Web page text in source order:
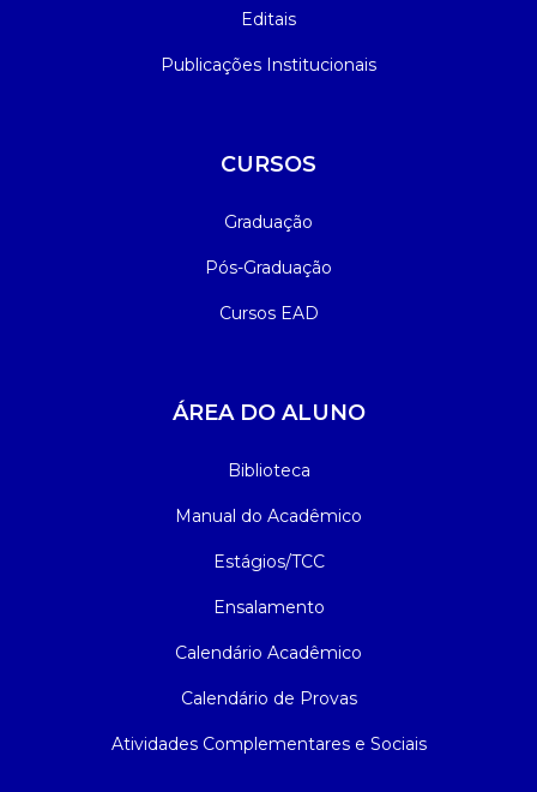
Editais
Publicações Institucionais
CURSOS
Graduação
Pós-Graduação
Cursos EAD
ÁREA DO ALUNO
Biblioteca
Manual do Acadêmico
Estágios/TCC
Ensalamento
Calendário Acadêmico
Calendário de Provas
Atividades Complementares e Sociais